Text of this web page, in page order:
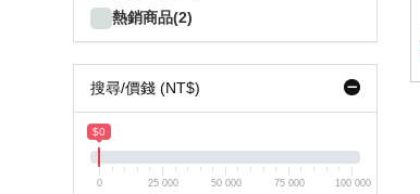
熱銷商品(2)
搜尋/價錢 (NT$)
$0
0 25 000 50 000 75 000 100 000